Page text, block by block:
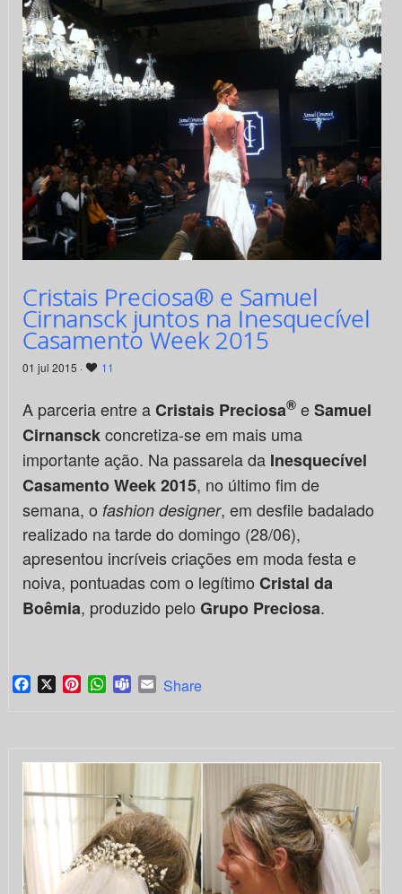
Cristais Preciosa® e Samuel
Cirnansck juntos na Inesquecível
Casamento Week 2015
01 jul 2015 · 11
A parceria entre aCristais Preciosa®eSamuel
Cirnansckconcretiza-se em mais uma
importante ação. Na passarela da Inesquecível
Casamento Week 2015, no último fim de
semana, o fashion designer, em desfile badalado
realizado na tarde do domingo (28/06),
apresentou incríveis criações em moda festa e
noiva, pontuadas com o legítimo Cristal da
Boêmia, produzido pelo Grupo Preciosa.
Facebook
X PinterestWhatsApp
TeamsEmail
Share